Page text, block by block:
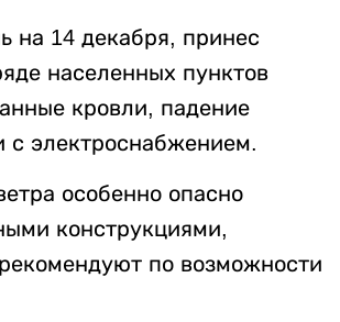
на 14 декабря, принес
населенных пунктов
кровли, падение
с электроснабжением.
особенно опасно
конструкциями,
по возможности